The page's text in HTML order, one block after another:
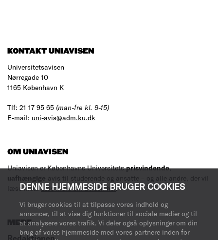
DENNE HJEMMESIDE BRUGER COOKIES
Vi bruger cookies til at tilpasse vores indhold og
annoncer, til at vise dig funktioner til sociale medier og til
at analysere vores trafik. Vi deler også oplysninger om din
brug af vores hjemmeside med vores partnere inden for
KONTAKT UNIAVISEN
Universitetsavisen
Nørregade 10
1165 København K
Tlf: 21 17 95 65 (man-fre kl. 9-15)
E-mail: uni-avis@adm.ku.dk
OM UNIAVISEN
Uniavisen er Københavns Universitetsprisvindende,
uafhængige avis til studerende og ansatte – og alle andre, der vil
læse med.Læs mere om avisen her.
MERE
Redaktionen